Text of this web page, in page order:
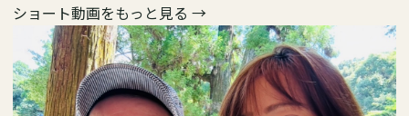
ショート動画をもっと見る →